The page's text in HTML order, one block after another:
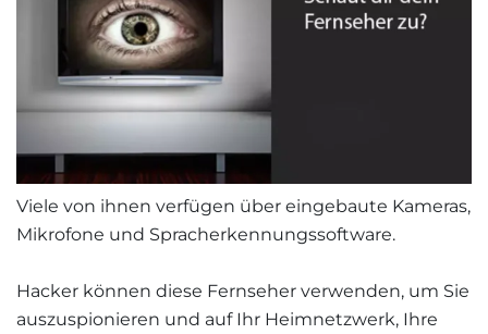
Viele von ihnen verfügen über eingebaute Kameras,
Mikrofone und Spracherkennungssoftware.
Hacker können diese Fernseher verwenden, um Sie
auszuspionieren und auf Ihr Heimnetzwerk, Ihre